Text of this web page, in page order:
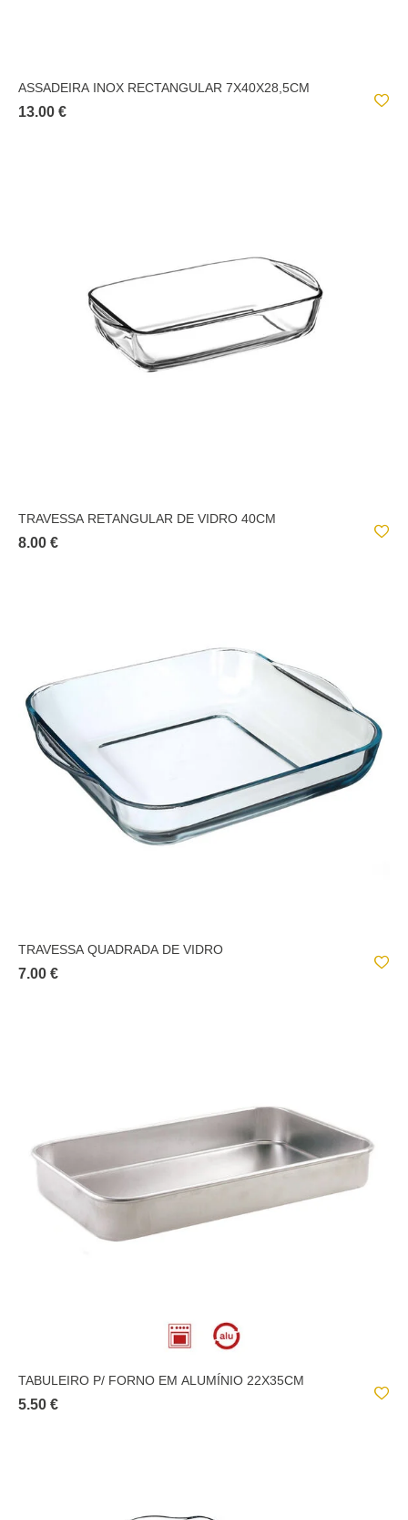
ASSADEIRA INOX RECTANGULAR 7X40X28,5CM
13.00 €
TRAVESSA RETANGULAR DE VIDRO 40CM
8.00 €
TRAVESSA QUADRADA DE VIDRO
7.00 €
TABULEIRO P/ FORNO EM ALUMÍNIO 22X35CM
5.50 €